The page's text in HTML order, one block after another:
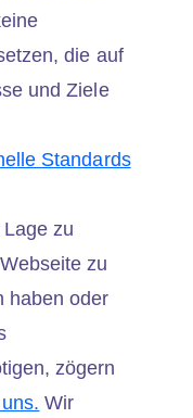
die auf
und Ziele
Standards
zu
zu
haben oder
zögern
Wir